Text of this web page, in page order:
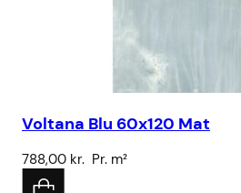
Voltana Blu 60x120 Mat
788,00 kr. Pr. m²